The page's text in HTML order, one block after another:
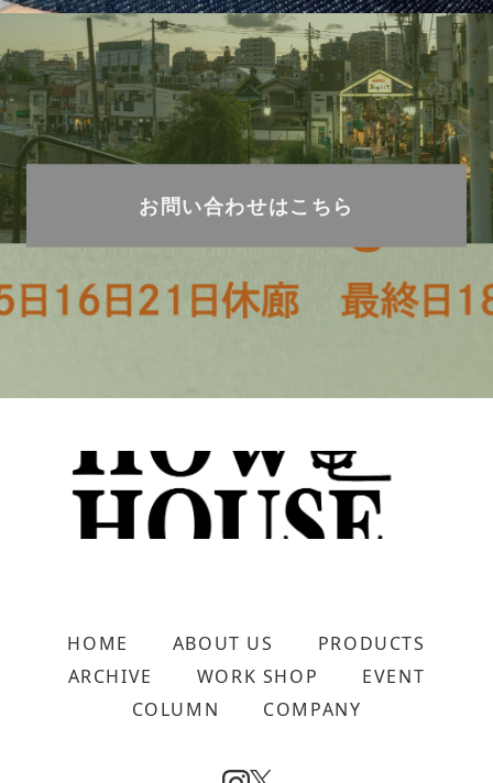
お問い合わせはこちら
HOME ABOUT US
PRODUCTS
ARCHIVE
WORK SHOP
EVENT
COLUMN
COMPANY